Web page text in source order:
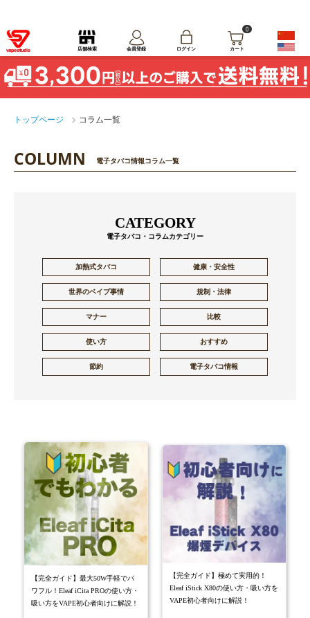
店舗検索 会員登録 ログイン
0
カート
トップページ コラム一覧
COLUMN 電子タバコ情報コラム一覧
CATEGORY
電子タバコ・コラムカテゴリー
加熱式タバコ 健康・安全性
世界のベイプ事情 規制・法律
マナー 比較
使い方 おすすめ
節約 電子タバコ情報
【完全ガイド】最大50W手軽でパ
ワフル！Eleaf iCita PROの使い方・
吸い方をVAPE初心者向けに解説！
【完全ガイド】極めて実用的！
Eleaf iStick X80の使い方・吸い方を
VAPE初心者向けに解説！